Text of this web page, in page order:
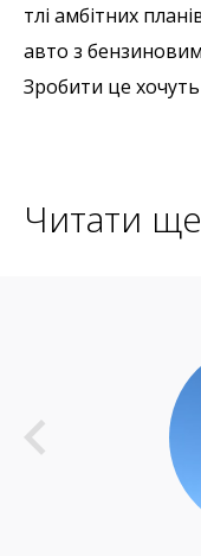
тлі амбітних
авто з
Зробити це
Читати ще